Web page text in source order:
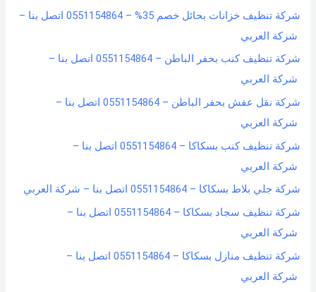
شركة تنظيف خزانات بحائل خصم 35% – 0551154864 اتصل بنا –
شركة العربي
شركة تنظيف كنب بحفر الباطن – 0551154864 اتصل بنا –
شركة العربي
شركة نقل عفش بحفر الباطن – 0551154864 اتصل بنا –
شركة العربي
شركة تنظيف كنب بسكاكا – 0551154864 اتصل بنا –
شركة العربي
شركة جلي بلاط بسكاكا – 0551154864 اتصل بنا – شركة العربي
شركة تنظيف سجاد بسكاكا – 0551154864 اتصل بنا –
شركة العربي
شركة تنظيف منازل بسكاكا – 0551154864 اتصل بنا –
شركة العربي